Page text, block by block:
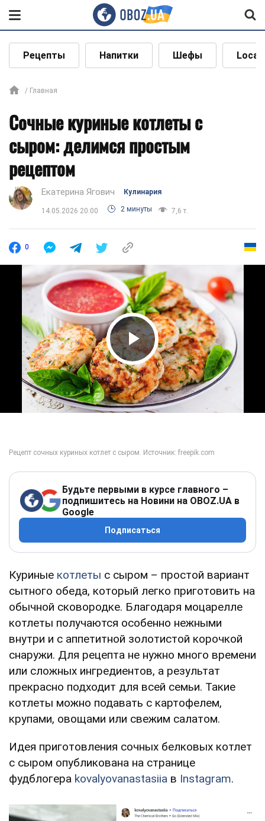
Рецепты Напитки Шефы Local
Главная
Сочные куриные котлеты с
сыром: делимся простым
рецептом
Екатерина Ягович Кулинария
14.05.2026 20:00 2 минуты 7,6 т.
0
Play Video
Будьте первыми в курсе главного –
подпишитесь на Новини на OBOZ.UA в
Google
Подписаться
Куриные котлеты с сыром – простой вариант
сытного обеда, который легко приготовить на
обычной сковородке. Благодаря моцарелле
котлеты получаются особенно нежными
внутри и с аппетитной золотистой корочкой
снаружи. Для рецепта не нужно много времени
или сложных ингредиентов, а результат
прекрасно подходит для всей семьи. Такие
котлеты можно подавать с картофелем,
крупами, овощами или свежим салатом.
Идея приготовления сочных белковых котлет
с сыром опубликована на странице
фудблогера kovalyovanastasiia в Instagram.